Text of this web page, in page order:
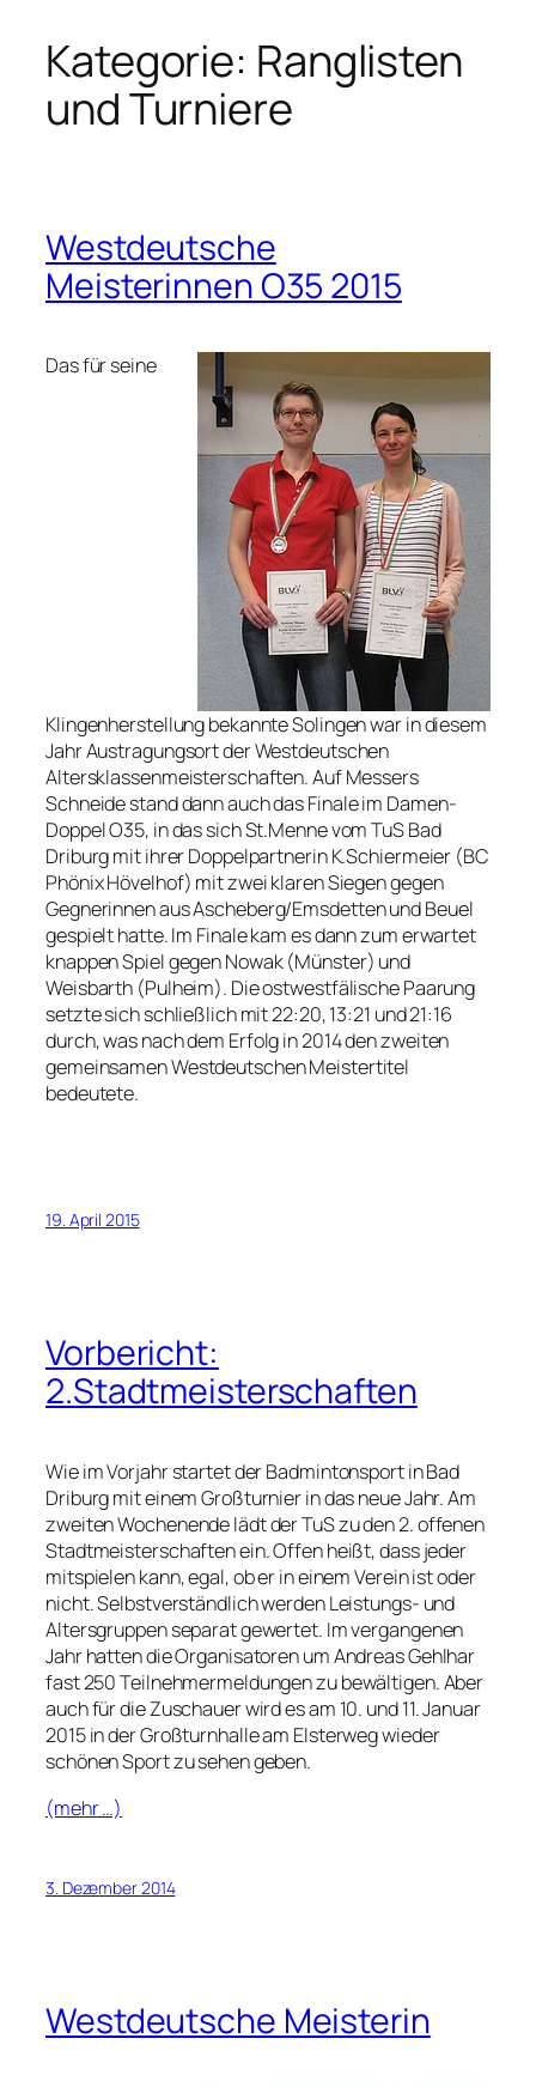
Zum
Inhalt
springen
Kategorie: Ranglisten
und Turniere
Westdeutsche
Meisterinnen O35 2015
Das für seine
Klingenherstellung bekannte Solingen war in diesem
Jahr Austragungsort der Westdeutschen
Altersklassenmeisterschaften. Auf Messers
Schneide stand dann auch das Finale im Damen-
Doppel O35, in das sich St.Menne vom TuS Bad
Driburg mit ihrer Doppelpartnerin K.Schiermeier (BC
Phönix Hövelhof) mit zwei klaren Siegen gegen
Gegnerinnen aus Ascheberg/Emsdetten und Beuel
gespielt hatte. Im Finale kam es dann zum erwartet
knappen Spiel gegen Nowak (Münster) und
Weisbarth (Pulheim). Die ostwestfälische Paarung
setzte sich schließlich mit 22:20, 13:21 und 21:16
durch, was nach dem Erfolg in 2014 den zweiten
gemeinsamen Westdeutschen Meistertitel
bedeutete.
19. April 2015
Vorbericht:
2.Stadtmeisterschaften
Wie im Vorjahr startet der Badmintonsport in Bad
Driburg mit einem Großturnier in das neue Jahr. Am
zweiten Wochenende lädt der TuS zu den 2. offenen
Stadtmeisterschaften ein. Offen heißt, dass jeder
mitspielen kann, egal, ob er in einem Verein ist oder
nicht. Selbstverständlich werden Leistungs- und
Altersgruppen separat gewertet. Im vergangenen
Jahr hatten die Organisatoren um Andreas Gehlhar
fast 250 Teilnehmermeldungen zu bewältigen. Aber
auch für die Zuschauer wird es am 10. und 11. Januar
2015 in der Großturnhalle am Elsterweg wieder
schönen Sport zu sehen geben.
(mehr …)
3. Dezember 2014
Westdeutsche Meisterin